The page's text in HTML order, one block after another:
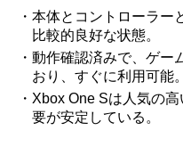
本体とコントローラー
比較的良好な状態。
動作確認済みで、ゲー
おり、すぐに利用可能。
Xbox One Sは人気の
要が安定している。